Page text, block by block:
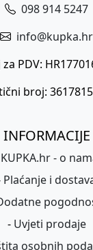
098 914 5247
info@kupka.hr
PDV:
broj:
INFORMACIJE
KUPKA.hr - o
Plaćanje i
- Uvjeti prodaje
osobnih